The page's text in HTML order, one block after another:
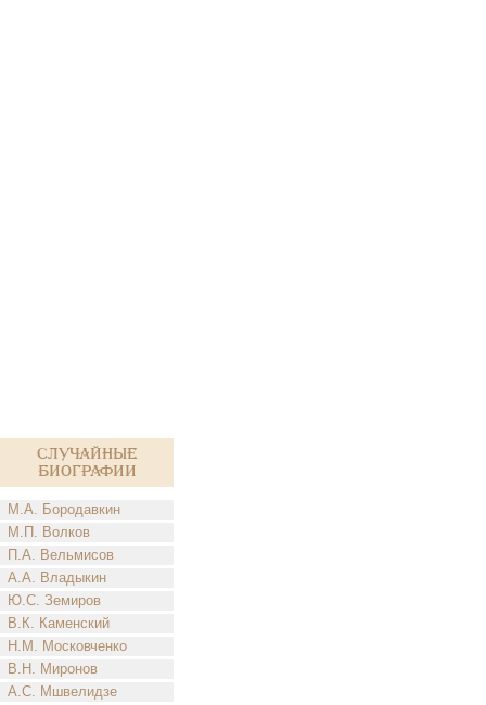
Случайные
биографии
М.А. Бородавкин
М.П. Волков
П.А. Вельмисов
А.А. Владыкин
Ю.С. Земиров
В.К. Каменский
Н.М. Московченко
В.Н. Миронов
А.С. Мшвелидзе